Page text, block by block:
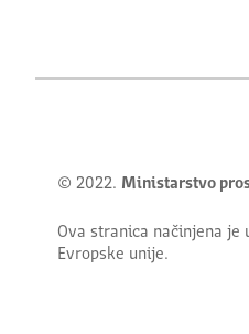
© 2022. Ministarstvo
Ova stranica načinjena je
Evropske unije.